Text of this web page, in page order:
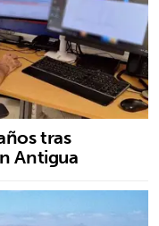
tras
Antigua